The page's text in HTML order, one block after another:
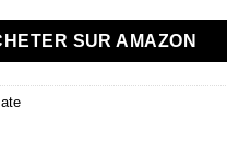
SUR AMAZON